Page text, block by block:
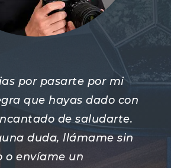
por pasarte por mi
que hayas dado con
de saludarte.
duda, llámame sin
o envíame un